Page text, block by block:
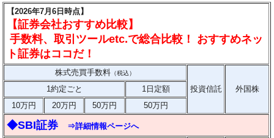
【2026年7月6日時点】
【証券会社おすすめ比較】
手数料、取引ツールetc.で総合比較！ おすすめネッ
ト証券はココだ！
株式売買手数料 （税込）
投資信託 外国株
1約定ごと
1日定額
10万円
20万円 50万円 50万円
◆SBI証券 ⇒詳細情報ページへ